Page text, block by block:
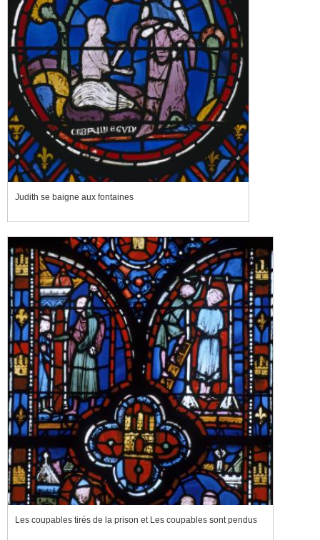
Judith se baigne aux fontaines
Les coupables tirés de la prison et Les coupables sont pendus